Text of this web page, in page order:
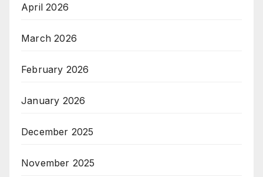
April 2026
March 2026
February 2026
January 2026
December 2025
November 2025